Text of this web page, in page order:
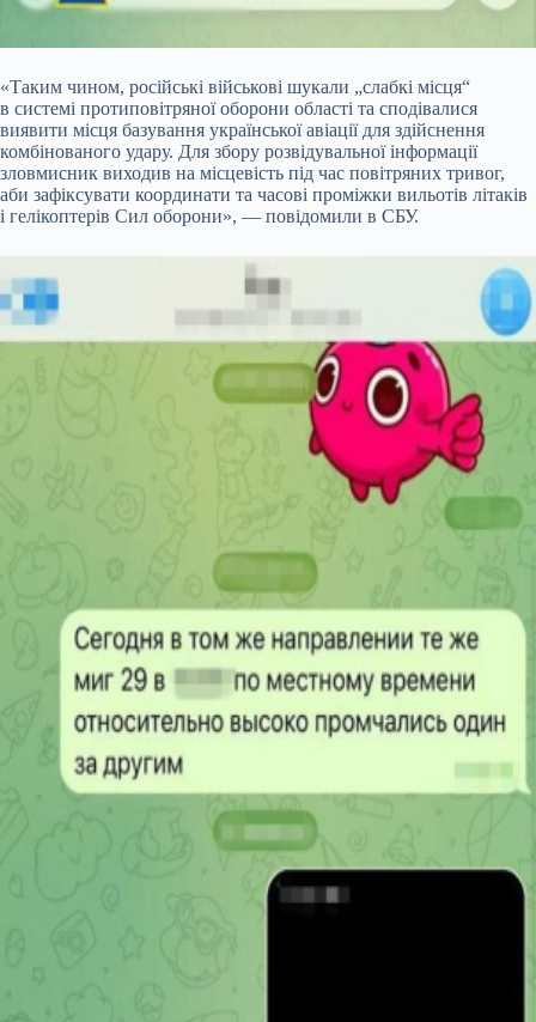
«Таким чином, російські військові шукали „слабкі місця“
в системі протиповітряної оборони області та сподівалися
виявити місця базування української авіації для здійснення
комбінованого удару. Для збору розвідувальної інформації
зловмисник виходив на місцевість під час повітряних тривог,
аби зафіксувати координати та часові проміжки вильотів літаків
і гелікоптерів Сил оборони», — повідомили в СБУ.